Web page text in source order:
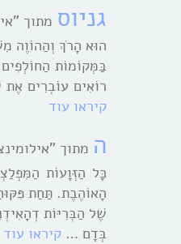
גניוס מתוך
הוּא הָרֹךְ וְהַהוֹוֶה
בַּמְּקוֹמוֹת
רוֹאִים עוֹבְרִים
קיראו עוד
ה מתוך
כָּל הַזְּוָעוֹת
הָאוֹהֶבֶת. תַּחַת
שֶׁל הַבְּרִיּוֹת
בְּדָם … קיראו עוד